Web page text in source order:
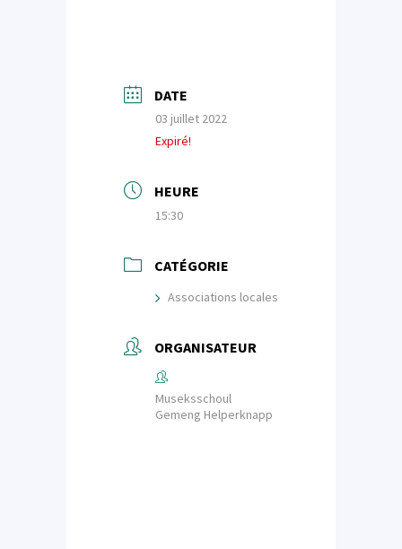
DATE
03 juillet 2022
Expiré!
HEURE
15:30
CATÉGORIE
Associations locales
ORGANISATEUR
Museksschoul
Gemeng Helperknapp